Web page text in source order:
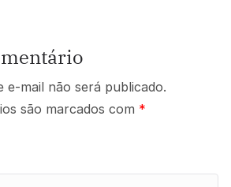
e-mail não será publicado.
são marcados com *